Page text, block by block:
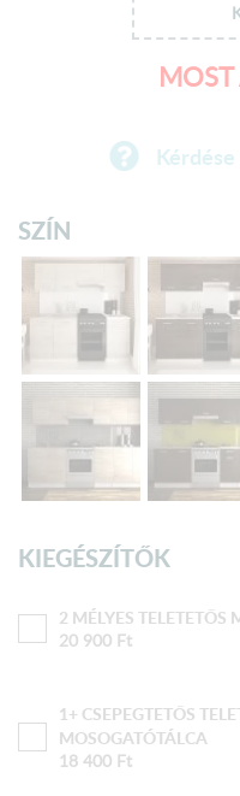
SZÍN
KIEGÉSZÍTŐK
2 MÉLYES TELETETŐS
20 900 Ft
1+ CSEPEGTETŐS
MOSOGATÓTÁLCA
18 400 Ft